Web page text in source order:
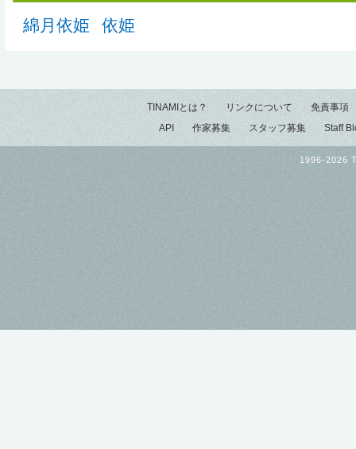
綿月依姫 依姫
TINAMIとは？ リンクについて
免責事項
API
作家募集 スタッフ募集 Staff
1996-2026